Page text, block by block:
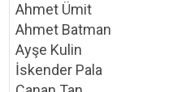
Ahmet Ümit
Ahmet Batman
Ayşe Kulin
İskender Pala